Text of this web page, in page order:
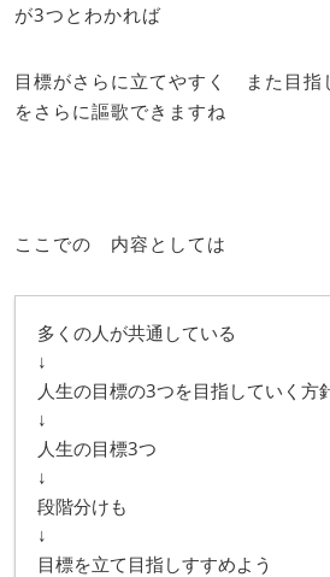
が3つとわかれば
目標がさらに立てやすく また目
をさらに謳歌できますね
ここでの 内容としては
多くの人が共通している
↓
人生の目標の3つを目指していく方
↓
人生の目標3つ
↓
段階分けも
↓
目標を立て目指しすすめよう